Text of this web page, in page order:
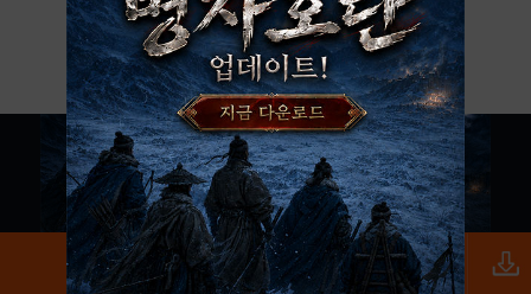
아이디 / 비밀번호 찾기 회원가입